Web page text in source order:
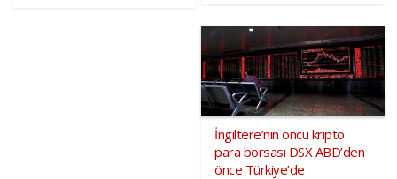
İngiltere’nin öncü kripto
para borsası DSX ABD’den
önce Türkiye’de